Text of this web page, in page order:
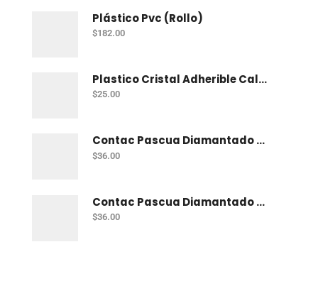
Plástico Pvc (Rollo)
$182.00
Plastico Cristal Adherible Cal. 4 Mt
$25.00
Contac Pascua Diamantado 2 Mt Fiusha
$36.00
Contac Pascua Diamantado 2 Mt Dorado
$36.00